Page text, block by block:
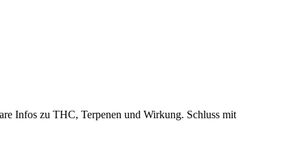
Infos zu THC, Terpenen und Wirkung. Schluss mit